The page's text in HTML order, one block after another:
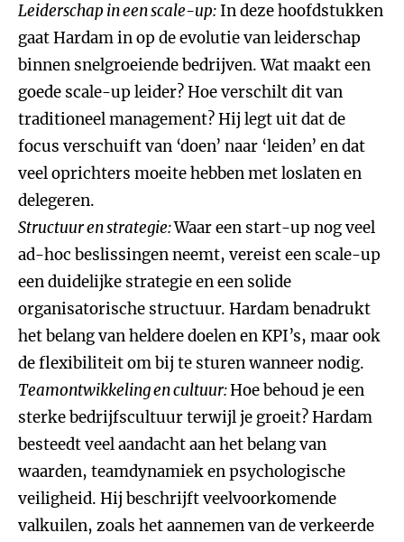
Leiderschap in een scale-up:In deze hoofdstukken
gaat Hardam in op de evolutie van leiderschap
binnen snelgroeiende bedrijven. Wat maakt een
goede scale-up leider? Hoe verschilt dit van
traditioneel management? Hij legt uit dat de
focus verschuift van ‘doen’ naar ‘leiden’ en dat
veel oprichters moeite hebben met loslaten en
delegeren.
Structuur en strategie:Waar een start-up nog veel
ad-hoc beslissingen neemt, vereist een scale-up
een duidelijke strategie en een solide
organisatorische structuur. Hardam benadrukt
het belang van heldere doelen en KPI’s, maar ook
de flexibiliteit om bij te sturen wanneer nodig.
Teamontwikkeling en cultuur:Hoe behoud je een
sterke bedrijfscultuur terwijl je groeit? Hardam
besteedt veel aandacht aan het belang van
waarden, teamdynamiek en psychologische
veiligheid. Hij beschrijft veelvoorkomende
valkuilen, zoals het aannemen van de verkeerde